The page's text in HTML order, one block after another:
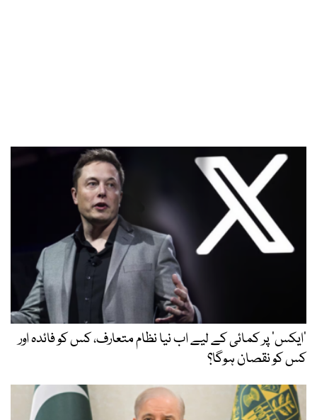
’ایکس‘ پر کمائی کے لیے اب نیا نظام متعارف، کس کو فائدہ اور
کس کو نقصان ہوگا؟